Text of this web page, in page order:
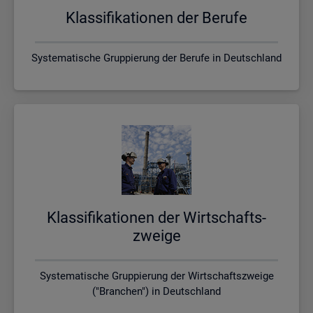
Klas­si­fi­ka­tio­nen der Be­ru­fe
Systematische Gruppierung der Berufe in Deutschland
Klas­si­fi­ka­tio­nen der Wirt­schafts­
zwei­ge
Systematische Gruppierung der Wirtschaftszweige
("Branchen") in Deutschland